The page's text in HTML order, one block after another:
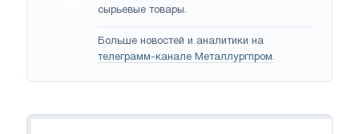
сырьевые товары.
Больше новостей и аналитики на
телеграмм-канале Металлургпром.